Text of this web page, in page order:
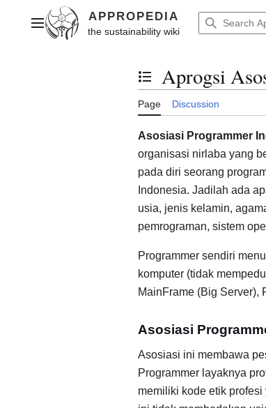
contentMain menu
Toggle the table of
Aprogsi
Page Discussion
Asosiasi Programmer
organisasi nirlaba yang
pada diri seorang
Indonesia. Jadilah ada
usia, jenis kelamin,
pemrograman, sistem
Programmer sendiri
komputer (tidak
MainFrame (Big Server),
Asosiasi
Asosiasi ini membawa
Programmer layaknya
memiliki kode etik